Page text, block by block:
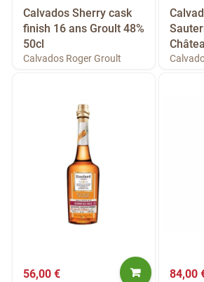
Calvados Sherry cask
finish 16 ans Groult 48%
50cl
Calvados Roger Groult
56,00 € 84,00